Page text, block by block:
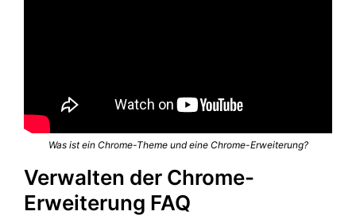
Was ist ein Chrome-Theme und eine Chrome-Erweiterung?
Verwalten der Chrome-
Erweiterung FAQ